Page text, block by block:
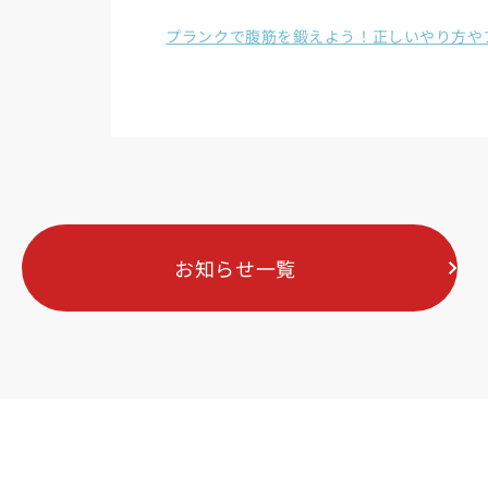
プランクで腹筋を鍛えよう！正しいやり方や
お知らせ一覧